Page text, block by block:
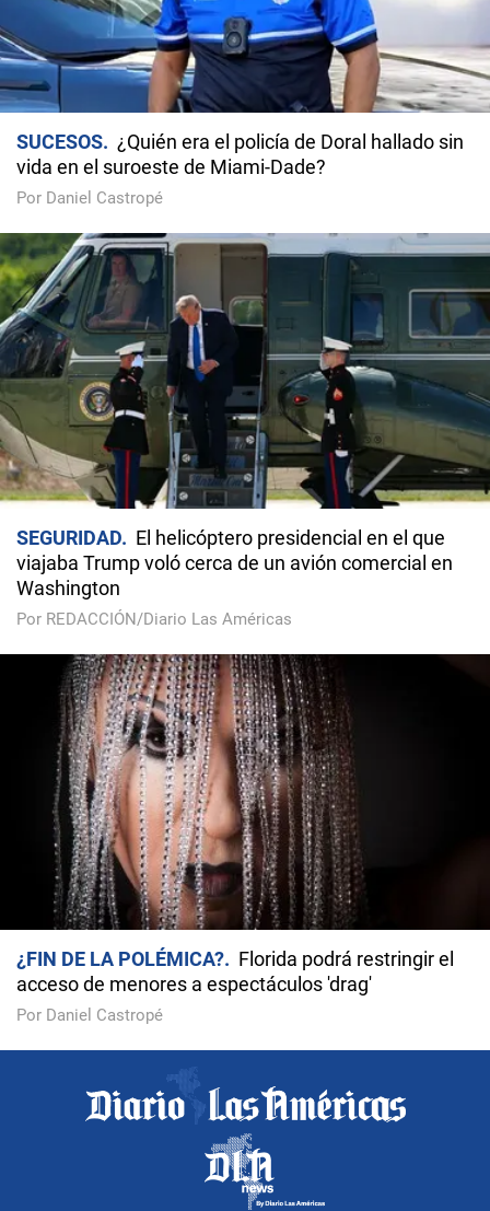
SUCESOS
¿Quién era el policía de Doral hallado sin
vida en el suroeste de Miami-Dade?
Por Daniel Castropé
SEGURIDAD
El helicóptero presidencial en el que
viajaba Trump voló cerca de un avión comercial en
Washington
Por REDACCIÓN/Diario Las Américas
¿FIN DE LA POLÉMICA?
Florida podrá restringir el
acceso de menores a espectáculos 'drag'
Por Daniel Castropé